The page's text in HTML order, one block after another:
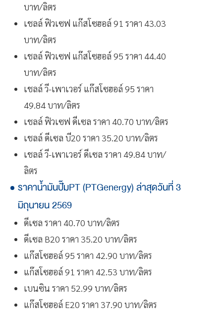
บาท/ลิตร
เชลล์ ฟิวเซฟ แก๊สโซฮอล์ 91 ราคา 43.03
บาท/ลิตร
เชลล์ ฟิวเซฟ แก๊สโซฮอล์ 95 ราคา 44.40
บาท/ลิตร
เชลล์ วี-เพาเวอร์ แก๊สโซฮอล์ 95 ราคา
49.84 บาท/ลิตร
เชลล์ ฟิวเซฟ ดีเซล ราคา 40.70 บาท/ลิตร
เชลล์ ดีเซล บี20 ราคา 35.20 บาท/ลิตร
เชลล์ วี-เพาเวอร์ ดีเซล ราคา 49.84 บาท/
ลิตร
ราคาน้ำมันปั๊มPT (PTGenergy) ล่าสุดวันที่ 3
มิถุนายน 2569
ดีเซล ราคา 40.70 บาท/ลิตร
ดีเซล B20 ราคา 35.20 บาท/ลิตร
แก๊สโซฮอล์ 95 ราคา 42.90 บาท/ลิตร
แก๊สโซฮอล์ 91 ราคา 42.53 บาท/ลิตร
เบนซิน ราคา 52.99 บาท/ลิตร
แก๊สโซฮอล์ E20 ราคา 37.90 บาท/ลิตร